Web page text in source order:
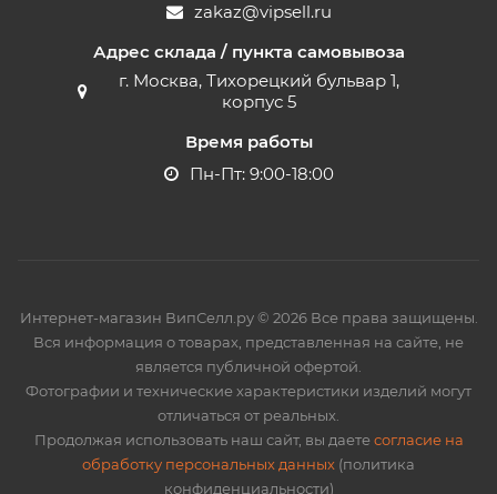
zakaz@vipsell.ru
Адрес склада / пункта самовывоза
г. Москва, Тихорецкий бульвар 1,
корпус 5
Время работы
Пн-Пт: 9:00-18:00
Интернет-магазин ВипСелл.ру © 2026 Все права защищены.
Вся информация о товарах, представленная на сайте, не
является публичной офертой.
Фотографии и технические характеристики изделий могут
отличаться от реальных.
Продолжая использовать наш сайт, вы даетесогласие на
обработку персональных данных (политика
конфиденциальности)